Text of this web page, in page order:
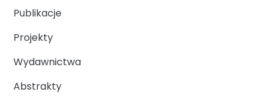
Publikacje
Projekty
Wydawnictwa
Abstrakty